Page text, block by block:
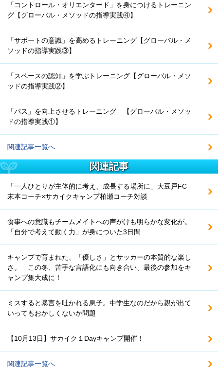
「コントロール・オリエンタード」を身につけるトレーニン
グ【グローバル・メソッドの指導実践④】
「サポートの意識」を高めるトレーニング【グローバル・メ
ソッドの指導実践③】
「スペースの認知」を学ぶトレーニング【グローバル・メソ
ッドの指導実践②】
「パス」を向上させるトレーニング 【グローバル・メソッ
ドの指導実践①】
関連記事一覧へ
関連記事
「一人ひとりが主体的に考え、成長する場所に」大豆戸FC
末本コーチ×サカイクキャンプ柏瀬コーチ対談
食事への意識もチームメイトへの声がけも明らかな変化が。
「自分で考えて動く力」が身についた3日間
キャンプで育まれた、「優しさ」とサッカーの本質的な楽し
さ。 この冬、苦手な言語化にも向き合い、最後の参加をキ
ャンプ集大成に！
ミスすると暴言を吐かれる息子。中学生なのだから親が出て
いってもおかしくないか問題
【10月13日】サカイク１Dayキャンプ開催！
関連記事一覧へ